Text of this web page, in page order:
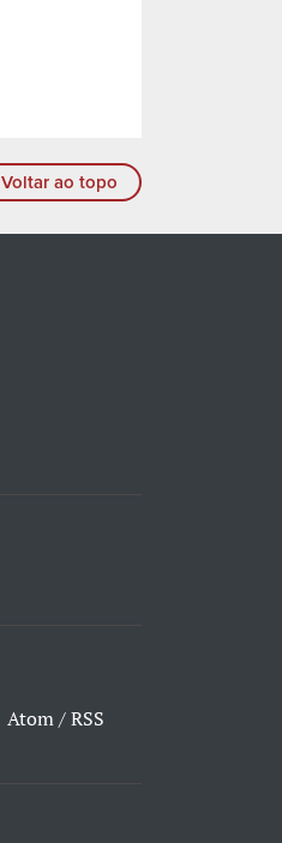
Voltar ao topo
Atom / RSS